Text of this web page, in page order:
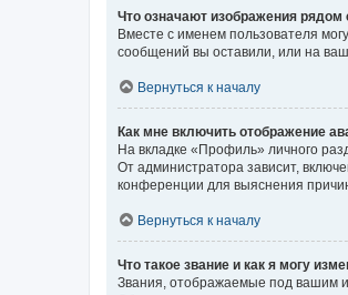
Что означают изображения
Вместе с именем пользователя
сообщений вы оставили, или на
Вернуться к началу
Как мне включить отображение
На вкладке «Профиль» личного
От администратора зависит,
конференции для выяснения
Вернуться к началу
Что такое звание и как я могу
Звания, отображаемые под вашим